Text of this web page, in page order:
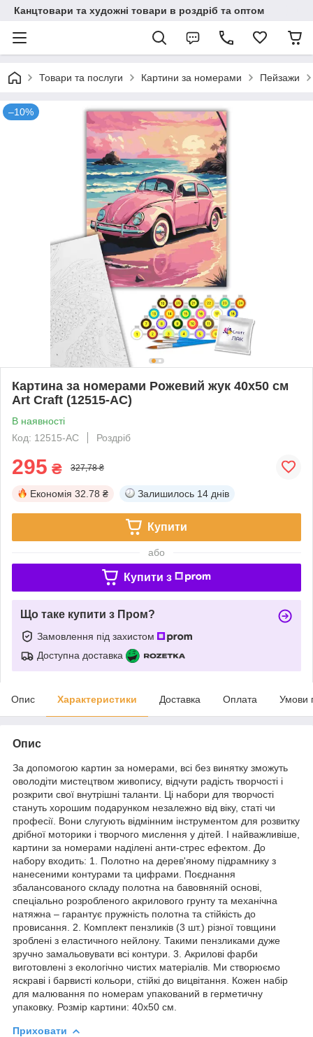
Канцтовари та художні товари в роздріб та оптом
Товари та послуги Картини за номерами Пейзажи
–10%
Картина за номерами Рожевий жук 40х50 см
Art Craft (12515-AC)
В наявності
Код: 12515-AC
Роздріб
295 ₴ 327,78 ₴
Економія 32.78 ₴ Залишилось 14 днів
Купити
або
Купити з
Що таке купити з Пром?
Замовлення під захистом
Доступна доставка
Опис Характеристики Доставка Оплата Умови
Опис
За допомогою картин за номерами, всі без винятку зможуть
оволодіти мистецтвом живопису, відчути радість творчості і
розкрити свої внутрішні таланти. Ці набори для творчості
стануть хорошим подарунком незалежно від віку, статі чи
професії. Вони слугують відмінним інструментом для розвитку
дрібної моторики і творчого мислення у дітей. І найважливіше,
картини за номерами наділені анти-стрес ефектом. До
набору входить: 1. Полотно на дерев'яному підрамнику з
нанесеними контурами та цифрами. Поєднання
збалансованого складу полотна на бавовняній основі,
спеціально розробленого акрилового грунту та механічна
натяжна – гарантує пружність полотна та стійкість до
провисання. 2. Комплект пензликів (3 шт.) різної товщини
зроблені з еластичного нейлону. Такими пензликами дуже
зручно замальовувати всі контури. 3. Акрилові фарби
виготовлені з екологічно чистих матеріалів. Ми створюємо
яскраві і барвисті кольори, стійкі до вицвітання. Кожен набір
для малювання по номерам упакований в герметичну
упаковку. Розмір картини: 40х50 см.
Приховати